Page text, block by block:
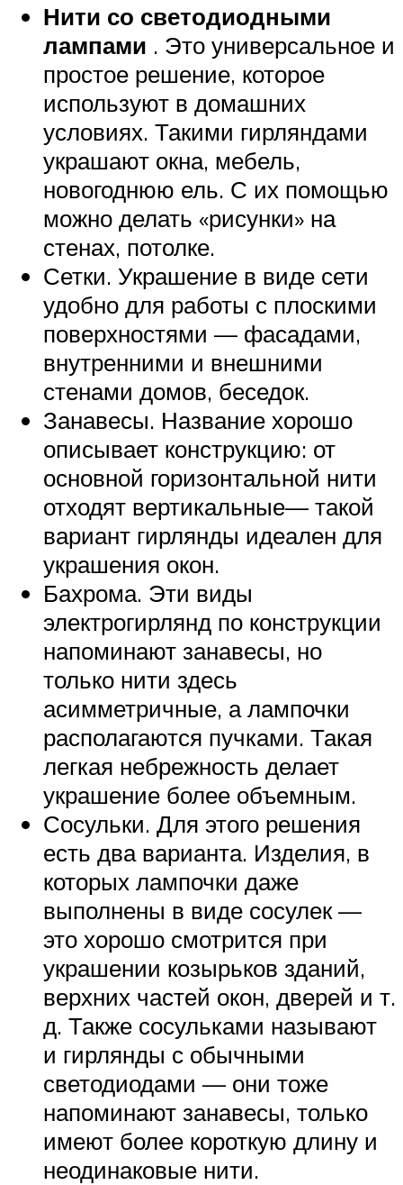
Нити со светодиодными
лампами . Это универсальное и
простое решение, которое
используют в домашних
условиях. Такими гирляндами
украшают окна, мебель,
новогоднюю ель. С их помощью
можно делать «рисунки» на
стенах, потолке.
Сетки. Украшение в виде сети
удобно для работы с плоскими
поверхностями — фасадами,
внутренними и внешними
стенами домов, беседок.
Занавесы. Название хорошо
описывает конструкцию: от
основной горизонтальной нити
отходят вертикальные— такой
вариант гирлянды идеален для
украшения окон.
Бахрома. Эти виды
электрогирлянд по конструкции
напоминают занавесы, но
только нити здесь
асимметричные, а лампочки
располагаются пучками. Такая
легкая небрежность делает
украшение более объемным.
Сосульки. Для этого решения
есть два варианта. Изделия, в
которых лампочки даже
выполнены в виде сосулек —
это хорошо смотрится при
украшении козырьков зданий,
верхних частей окон, дверей и т.
д. Также сосульками называют
и гирлянды с обычными
светодиодами — они тоже
напоминают занавесы, только
имеют более короткую длину и
неодинаковые нити.